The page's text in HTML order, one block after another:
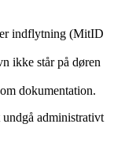
indflytning (MitID
ikke står på døren
dokumentation.
administrativt